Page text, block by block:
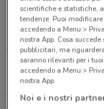
Via di Santa
5.5 km
Via Maldacea,
5.9 km
scientifiche e statistiche,
tendenze. Puoi
accedendo a Menu >
nostra App. Cosa
pubblicitari, ma
saranno rilevanti per i
accedendo a Menu >
nostra App.
Noi e i nostri